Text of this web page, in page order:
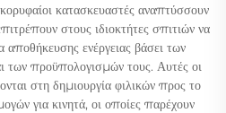
κατασκευαστές αναπτύσσουν
στους ιδιοκτήτες σπιτιών να
αποθήκευσης ενέργειας βάσει των
των προϋπολογισμών τους. Αυτές οι
στη δημιουργία φιλικών προς το
για κινητά, οι οποίες παρέχουν